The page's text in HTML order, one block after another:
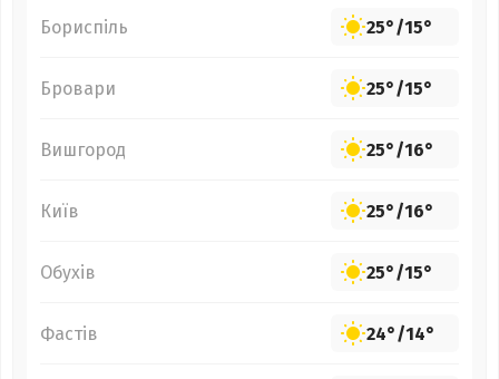
Бориспіль 25°/15°
Бровари 25°/15°
Вишгород 25°/16°
Київ 25°/16°
Обухів 25°/15°
Фастів 24°/14°